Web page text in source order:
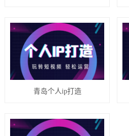
青岛个人ip打造